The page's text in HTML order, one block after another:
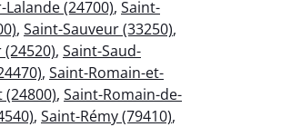
(24700), Saint-
, Saint-Sauveur (33250),
, Saint-Saud-
, Saint-Romain-et-
(24800), Saint-Romain-de-
, Saint-Rémy (79410),